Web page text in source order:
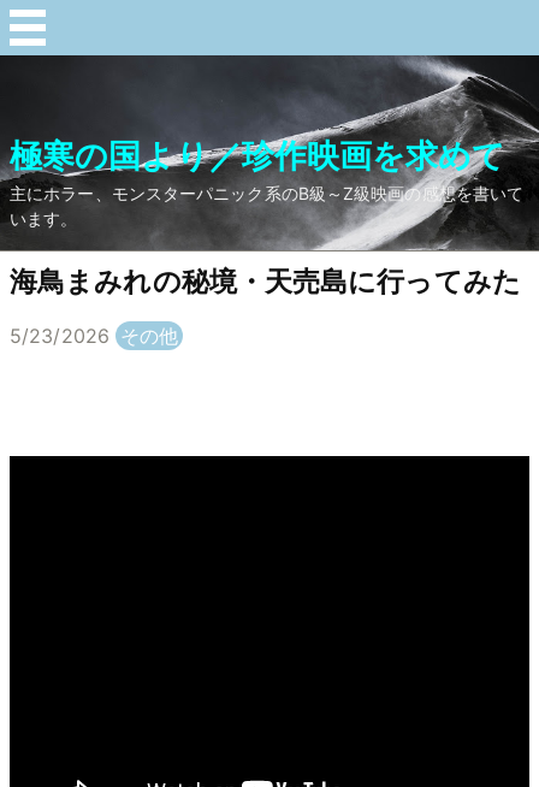
極寒の国より／珍作映画を求めて
主にホラー、モンスターパニック系のB級～Z級映画の感想を書いて
います。
海鳥まみれの秘境・天売島に行ってみた
5/23/2026 その他